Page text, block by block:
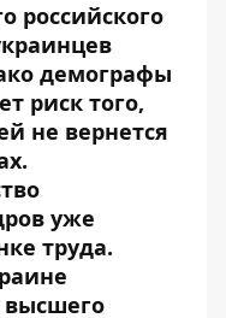
российского
демографы
риск того,
не вернется
уже
труда.